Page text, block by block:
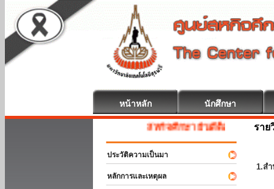
หน้าหลัก นักศึกษา
สหกิจศึกษา ยินดีต้อนรับ
ประวัติความเป็นมา
หลักการและเหตุผล
ราย
1.ส